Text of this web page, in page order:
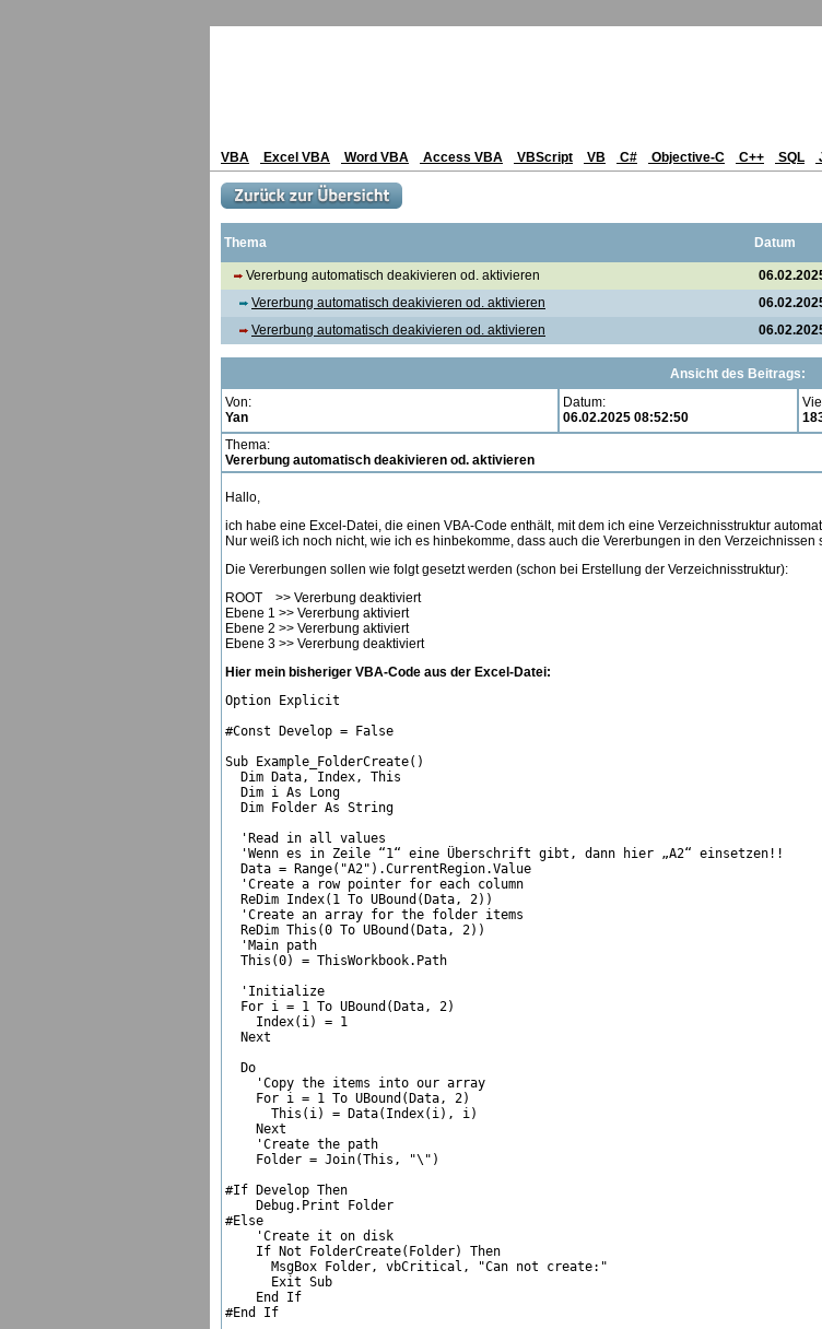
VBA Excel VBA Word VBA Access VBA VBScript VB C# Objective-C C++ SQL
Thema Datum
Vererbung automatisch deakivieren od. aktivieren
Vererbung automatisch deakivieren od. aktivieren
Vererbung automatisch deakivieren od. aktivieren
Ansicht des Beitrags:
Von:
Yan
Datum:
06.02.2025 08:52:50
Thema:
Vererbung automatisch deakivieren od. aktivieren
Hallo,
ich habe eine Excel-Datei, die einen VBA-Code enthält, mit dem ich eine Verzeichnisstruktur
Nur weiß ich noch nicht, wie ich es hinbekomme, dass auch die Vererbungen in den Verzeichnissen
Die Vererbungen sollen wie folgt gesetzt werden (schon bei Erstellung der Verzeichnisstruktur):
ROOT >> Vererbung deaktiviert
Ebene 1 >> Vererbung aktiviert
Ebene 2 >> Vererbung aktiviert
Ebene 3 >> Vererbung deaktiviert
Hier mein bisheriger VBA-Code aus der Excel-Datei:
Option Explicit
#Const Develop = False
Sub Example_FolderCreate()
  Dim Data, Index, This
  Dim i As Long
  Dim Folder As String
  'Read in all values
  'Wenn es in Zeile “1“ eine Überschrift gibt, dann hier „A2“ einsetzen!!
  Data = Range("A2").CurrentRegion.Value
  'Create a row pointer for each column
  ReDim Index(1 To UBound(Data, 2))
  'Create an array for the folder items
  ReDim This(0 To UBound(Data, 2))
  'Main path
  This(0) = ThisWorkbook.Path
  'Initialize
  For i = 1 To UBound(Data, 2)
    Index(i) = 1
  Next
  Do
    'Copy the items into our array
    For i = 1 To UBound(Data, 2)
      This(i) = Data(Index(i), i)
    Next
    'Create the path
    Folder = Join(This, "\")
#If Develop Then
    Debug.Print Folder
#Else
    'Create it on disk
    If Not FolderCreate(Folder) Then
      MsgBox Folder, vbCritical, "Can not create:"
      Exit Sub
    End If
#End If